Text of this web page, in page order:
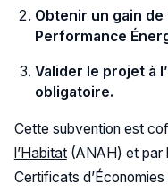
Obtenir un gain
Performance
Valider le projet à
obligatoire.
Cette subvention est
l’Habitat(ANAH) et par
Certificats